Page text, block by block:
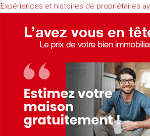
Expériences et histoires de propriétaires